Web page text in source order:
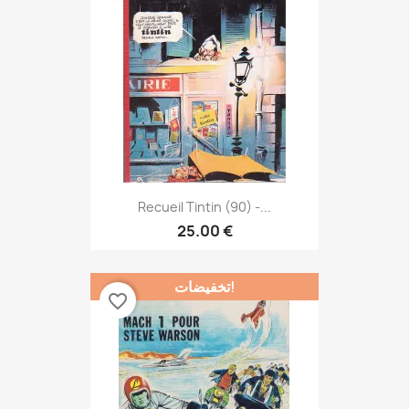
Recueil Tintin (90) -...
25.00 €
تخفيضات!
favorite_border